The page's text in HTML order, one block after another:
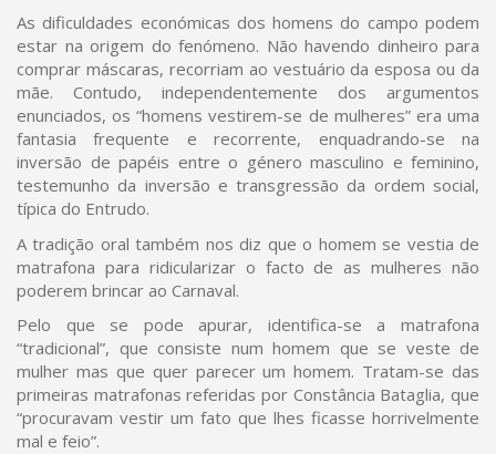
As dificuldades económicas dos homens do campo podem
estar na origem do fenómeno. Não havendo dinheiro para
comprar máscaras, recorriam ao vestuário da esposa ou da
mãe. Contudo, independentemente dos argumentos
enunciados, os “homens vestirem-se de mulheres” era uma
fantasia frequente e recorrente, enquadrando-se na
inversão de papéis entre o género masculino e feminino,
testemunho da inversão e transgressão da ordem social,
típica do Entrudo.
A tradição oral também nos diz que o homem se vestia de
matrafona para ridicularizar o facto de as mulheres não
poderem brincar ao Carnaval.
Pelo que se pode apurar, identifica-se a matrafona
“tradicional”, que consiste num homem que se veste de
mulher mas que quer parecer um homem. Tratam-se das
primeiras matrafonas referidas por Constância Bataglia, que
“procuravam vestir um fato que lhes ficasse horrivelmente
mal e feio”.